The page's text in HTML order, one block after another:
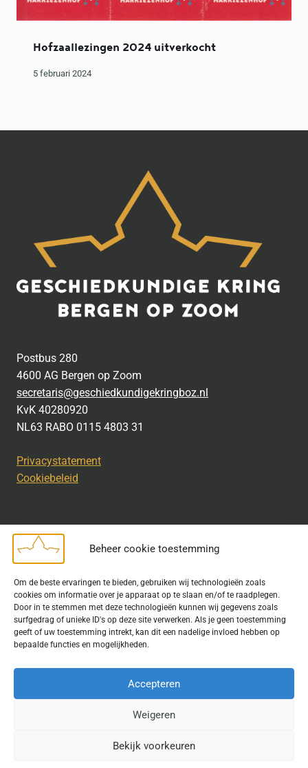
Beheer cookie toestemming
Om de beste ervaringen te bieden, gebruiken wij technologieën zoals
cookies om informatie over je apparaat op te slaan en/of te raadplegen.
Door in te stemmen met deze technologieën kunnen wij gegevens zoals
surfgedrag of unieke ID's op deze site verwerken. Als je geen toestemming
geeft of uw toestemming intrekt, kan dit een nadelige invloed hebben op
bepaalde functies en mogelijkheden.
Accepteren
Weigeren
Bekijk voorkeuren
Hofzaallezingen 2024 uitverkocht
5 februari 2024
Postbus 280
4600 AG Bergen op Zoom
secretaris@geschiedkundigekringboz.nl
KvK 40280920
NL63 RABO 0115 4803 31
Privacystatement
Cookiebeleid
Bij het uitdragen van de doelstelling van de Geschiedkundige
Kring wordt gebruik gemaakt van rechtenvrije informatie en data
waarvoor toestemming is verleend. Indien u op deze site een
publicatie van tekst of beeld aantreft die hier niet aan voldoet,